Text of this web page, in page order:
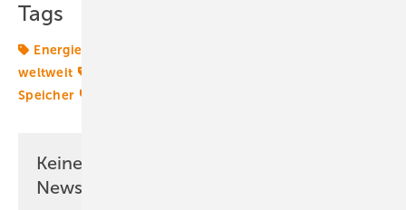
Tags
Energiemanagement
weltweit
Speicher
Keine Zeit? Kein Problem mit dem ERE
Newsletter!